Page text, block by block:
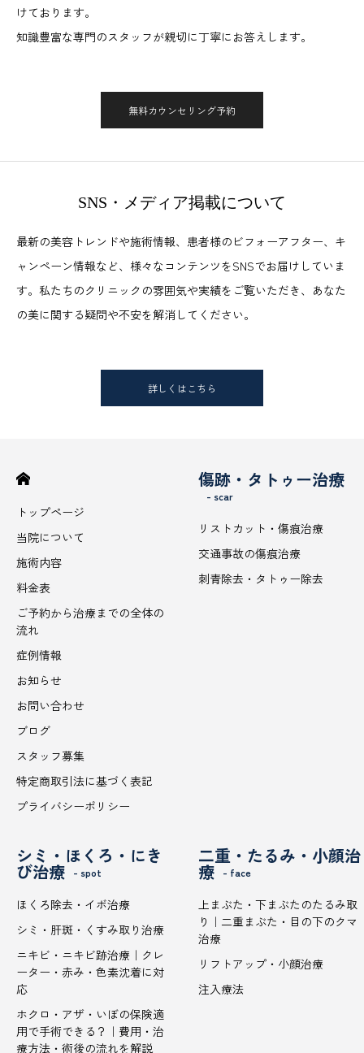
けております。
知識豊富な専門のスタッフが親切に丁寧にお答えします。
無料カウンセリング予約
SNS・メディア掲載について
最新の美容トレンドや施術情報、患者様のビフォーアフター、キ
ャンペーン情報など、様々なコンテンツをSNSでお届けしていま
す。私たちのクリニックの雰囲気や実績をご覧いただき、あなた
の美に関する疑問や不安を解消してください。
詳しくはこちら
トップページ
当院について
施術内容
料金表
ご予約から治療までの全体の
流れ
症例情報
お知らせ
お問い合わせ
ブログ
スタッフ募集
特定商取引法に基づく表記
プライバシーポリシー
傷跡・タトゥー治療
- scar
リストカット・傷痕治療
交通事故の傷痕治療
刺青除去・タトゥー除去
シミ・ほくろ・にき
び治療 - spot
ほくろ除去・イボ治療
シミ・肝斑・くすみ取り治療
ニキビ・ニキビ跡治療｜クレ
ーター・赤み・色素沈着に対
応
ホクロ・アザ・いぼの保険適
用で手術できる？｜費用・治
療方法・術後の流れを解説
二重・たるみ・小顔治
療 - face
上まぶた・下まぶたのたるみ取
り｜二重まぶた・目の下のクマ
治療
リフトアップ・小顔治療
注入療法